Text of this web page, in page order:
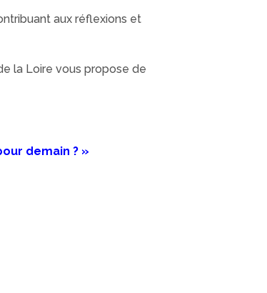
aux réflexions et
la Loire vous propose de
demain ? »